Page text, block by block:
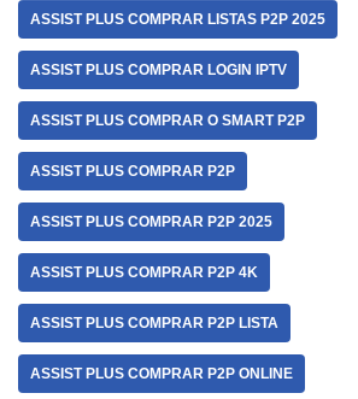
ASSIST PLUS COMPRAR LISTAS P2P 2025
ASSIST PLUS COMPRAR LOGIN IPTV
ASSIST PLUS COMPRAR O SMART P2P
ASSIST PLUS COMPRAR P2P
ASSIST PLUS COMPRAR P2P 2025
ASSIST PLUS COMPRAR P2P 4K
ASSIST PLUS COMPRAR P2P LISTA
ASSIST PLUS COMPRAR P2P ONLINE